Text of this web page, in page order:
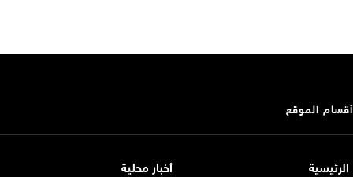
أقسام الموقع
الرئيسية
أخبار محلية